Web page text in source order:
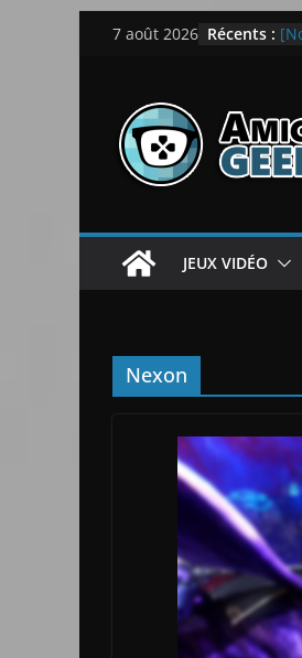
Passer7 août 2026 Récents :
JEUX VIDÉO
Nexon